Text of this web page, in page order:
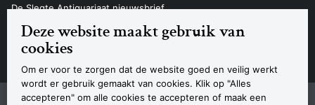
Deze website maakt gebruik van
cookies
Om er voor te zorgen dat de website goed en veilig werkt
wordt er gebruik gemaakt van cookies. Klik op "Alles
accepteren" om alle cookies te accepteren of maak een
De Slegte Antiquariaat nieuwsbrief
Contact
SitemapPrivacyverklaring CookieverklaringAlgemene voorwaardenDisclaimer